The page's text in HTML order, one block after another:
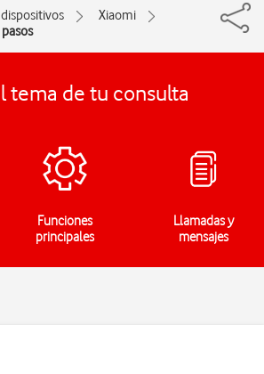
Xiaomi
tema de tu consulta
Funciones
principales
Llamadas y
mensajes